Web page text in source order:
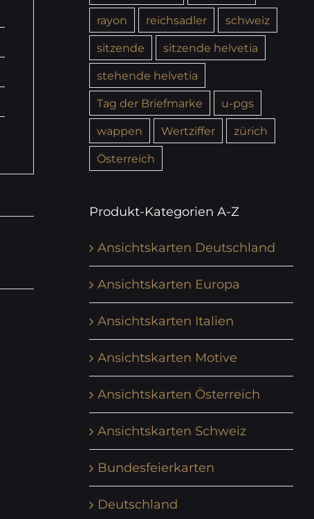
rayon
reichsadler
schweiz
sitzende
sitzende helvetia
stehende helvetia
Tag der Briefmarke
u-pgs
wappen
Wertziffer
zürich
Österreich
Produkt-Kategorien A-Z
Ansichtskarten Deutschland
Ansichtskarten Europa
Ansichtskarten Italien
Ansichtskarten Motive
Ansichtskarten Österreich
Ansichtskarten Schweiz
Bundesfeierkarten
Deutschland